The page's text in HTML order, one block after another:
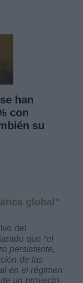
han
con
su
global"
del
que "el
persistente,
de las
en el régimen
un proyecto